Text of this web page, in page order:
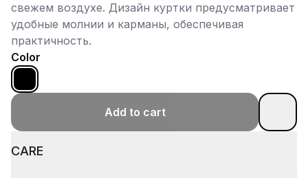
свежем воздухе. Дизайн куртки предусматривает
удобные молнии и карманы, обеспечивая
практичность.
Color
Add to cart
CARE